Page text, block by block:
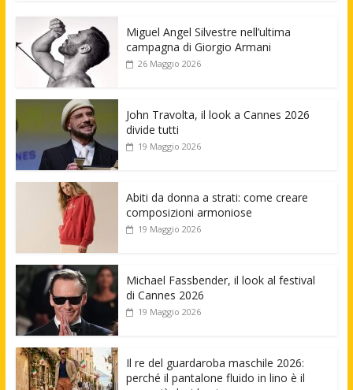
Miguel Angel Silvestre nell’ultima
campagna di Giorgio Armani
26 Maggio 2026
John Travolta, il look a Cannes 2026
divide tutti
19 Maggio 2026
Abiti da donna a strati: come creare
composizioni armoniose
19 Maggio 2026
Michael Fassbender, il look al festival
di Cannes 2026
19 Maggio 2026
Il re del guardaroba maschile 2026:
perché il pantalone fluido in lino è il